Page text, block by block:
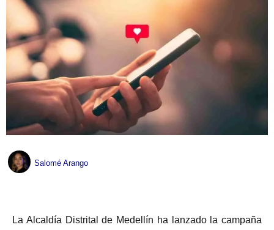
Salomé Arango
La Alcaldía Distrital de Medellín ha lanzado la campaña